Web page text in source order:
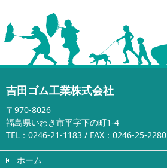
吉田ゴム工業株式会社
〒970-8026
福島県いわき市平字下の町1-4
TEL：0246-21-1183 / FAX：0246-25-2280
ホーム